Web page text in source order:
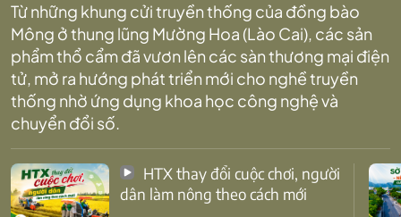
Từ những khung cửi truyền thống của đồng bào
Mông ở thung lũng Mường Hoa (Lào Cai), các sản
phẩm thổ cẩm đã vươn lên các sàn thương mại điện
tử, mở ra hướng phát triển mới cho nghề truyền
thống nhờ ứng dụng khoa học công nghệ và
chuyển đổi số.
dân làm nông theo cách mới